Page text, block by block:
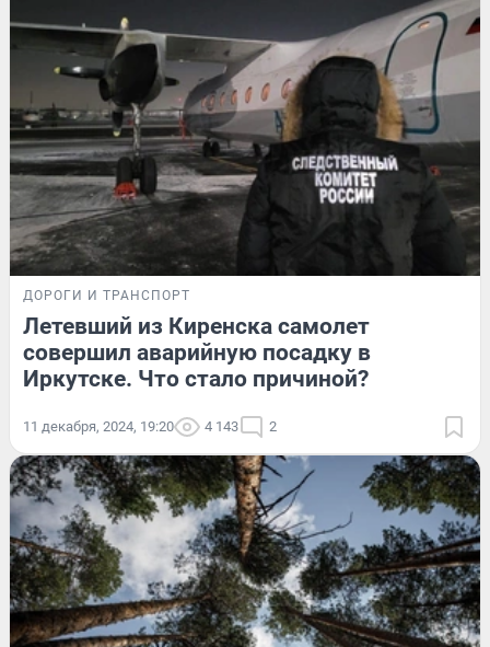
ДОРОГИ И ТРАНСПОРТ
Летевший из Киренска самолет
совершил аварийную посадку в
Иркутске. Что стало причиной?
11 декабря, 2024, 19:20 4 143 2